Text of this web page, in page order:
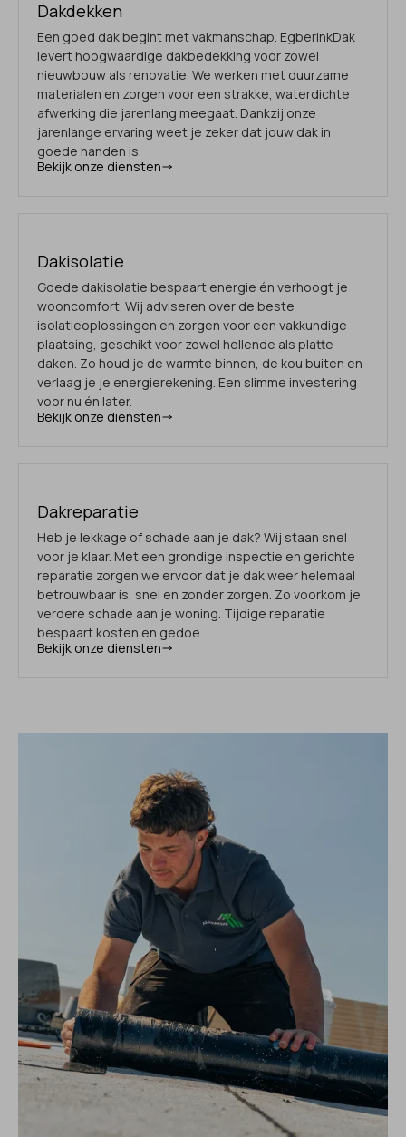
Dakdekken
Een goed dak begint met vakmanschap. EgberinkDak
levert hoogwaardige dakbedekking voor zowel
nieuwbouw als renovatie. We werken met duurzame
materialen en zorgen voor een strakke, waterdichte
afwerking die jarenlang meegaat. Dankzij onze
jarenlange ervaring weet je zeker dat jouw dak in
goede handen is.
Bekijk onze diensten
Dakisolatie
Goede dakisolatie bespaart energie én verhoogt je
wooncomfort. Wij adviseren over de beste
isolatieoplossingen en zorgen voor een vakkundige
plaatsing, geschikt voor zowel hellende als platte
daken. Zo houd je de warmte binnen, de kou buiten en
verlaag je je energierekening. Een slimme investering
voor nu én later.
Bekijk onze diensten
Dakreparatie
Heb je lekkage of schade aan je dak? Wij staan snel
voor je klaar. Met een grondige inspectie en gerichte
reparatie zorgen we ervoor dat je dak weer helemaal
betrouwbaar is, snel en zonder zorgen. Zo voorkom je
verdere schade aan je woning. Tijdige reparatie
bespaart kosten en gedoe.
Bekijk onze diensten